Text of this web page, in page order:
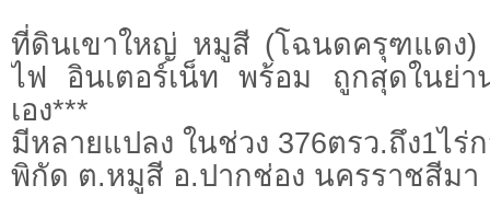
ที่ดินเขาใหญ่ หมูสี (โฉนดครุฑแดง)
ไฟ อินเตอร์เน็ท พร้อม ถูกสุดในย่า
เอง***
มีหลายแปลง ในช่วง 376ตรว.ถึง1ไร่
พิกัด ต.หมูสี อ.ปากช่อง นครราชสีมา